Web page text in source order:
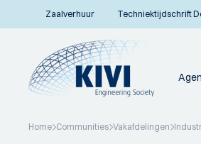
Zaalverhuur Techniektijdschrift
Home Communities Vakafdelingen